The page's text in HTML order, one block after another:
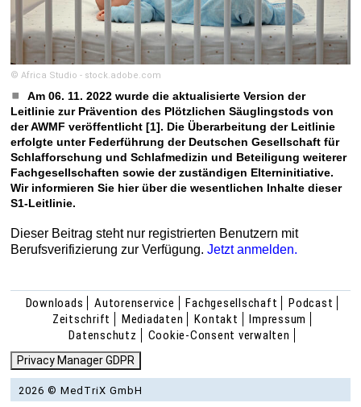
© Africa Studio - stock.adobe.com
Am 06. 11. 2022 wurde die aktualisierte Version der
Leitlinie zur Prävention des Plötzlichen Säuglingstods von
der AWMF veröffentlicht [1]. Die Überarbeitung der Leitlinie
erfolgte unter Federführung der Deutschen Gesellschaft für
Schlafforschung und Schlafmedizin und Beteiligung weiterer
Fachgesellschaften sowie der zuständigen Elterninitiative.
Wir informieren Sie hier über die wesentlichen Inhalte dieser
S1-Leitlinie.
Dieser Beitrag steht nur registrierten Benutzern mit
Berufsverifizierung zur Verfügung.Jetzt anmelden.
Downloads Autorenservice Fachgesellschaft
Podcast
Zeitschrift
Mediadaten Kontakt
Impressum
Datenschutz
Cookie-Consent verwalten
Privacy Manager GDPR
2026 © MedTriX GmbH